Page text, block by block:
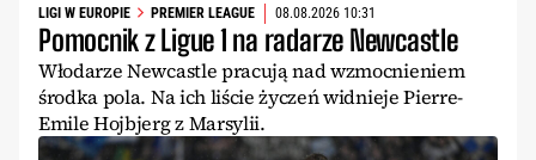
LIGI W EUROPIE PREMIER LEAGUE 08.08.2026 10:31
Pomocnik z Ligue 1 na radarze Newcastle
Włodarze Newcastle pracują nad wzmocnieniem
środka pola. Na ich liście życzeń widnieje Pierre-
Emile Hojbjerg z Marsylii.